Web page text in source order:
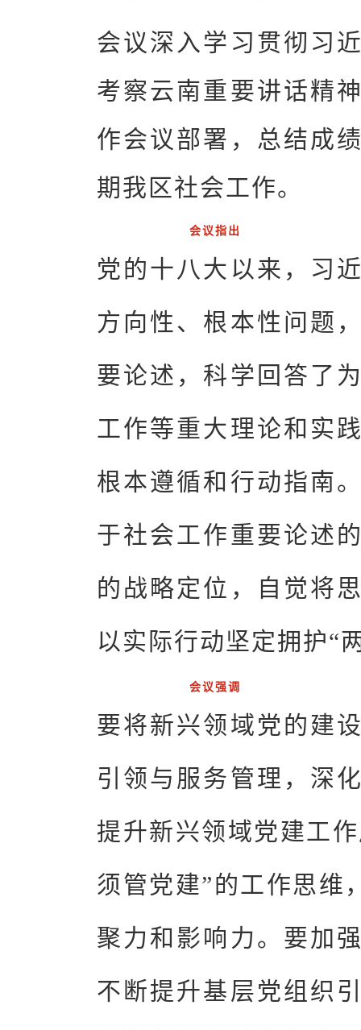
会议深入学习贯彻习
考察云南重要讲话精
作会议部署，总结成
期我区社会工作。
会议指出
党的十八大以来，习
方向性、根本性问题
要论述，科学回答了
工作等重大理论和实
根本遵循和行动指南
于社会工作重要论述
的战略定位，自觉将
以实际行动坚定拥护“
会议强调
要将新兴领域党的建
引领与服务管理，深
提升新兴领域党建工
须管党建”的工作思维
聚力和影响力。要加
不断提升基层党组织